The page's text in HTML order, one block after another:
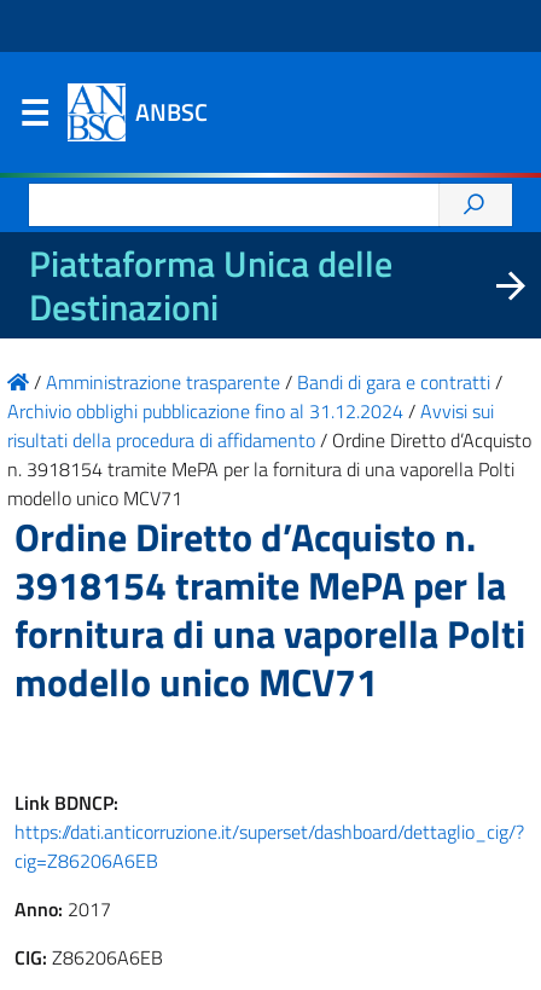
ANBSC
per:
Piattaforma Unica delle
Destinazioni
/Amministrazione trasparente/ Bandi di gara e contratti/
Archivio obblighi pubblicazione fino al 31.12.2024/Avvisi sui
risultati della procedura di affidamento/ Ordine Diretto d’Acquisto
n. 3918154 tramite MePA per la fornitura di una vaporella Polti
modello unico MCV71
Ordine Diretto d’Acquisto n.
3918154 tramite MePA per la
fornitura di una vaporella Polti
modello unico MCV71
Link BDNCP:
https://dati.anticorruzione.it/superset/dashboard/dettaglio_cig/?
cig=Z86206A6EB
Anno: 2017
CIG: Z86206A6EB